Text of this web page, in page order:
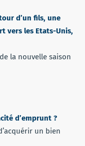
d’un fils, une
vers les Etats-Unis,
la nouvelle saison
d’emprunt ?
un bien